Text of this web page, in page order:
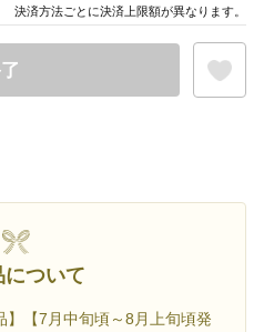
について
】【7月中旬頃～8月上旬頃発
決済方法ごとに決済上限額が異なります。